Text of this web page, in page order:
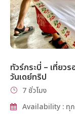
ทัวร์กระบี่ – เที่ยวร
วันเดย์ทริป
7 ชั่วโมง
Availability : ทุ